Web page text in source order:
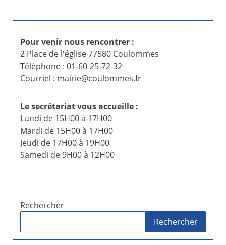
Pour venir nous rencontrer :
2 Place de l'église 77580 Coulommes
Téléphone : 01-60-25-72-32
Courriel : mairie@coulommes.fr
Le secrétariat vous accueille :
Lundi de 15H00 à 17H00
Mardi de 15H00 à 17H00
Jeudi de 17H00 à 19H00
Samedi de 9H00 à 12H00
Rechercher
Rechercher